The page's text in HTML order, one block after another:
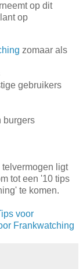
op dit
op
zomaar als
gebruikers
burgers
telvermogen ligt
tot een '10 tips
te komen.
voor
Frankwatching